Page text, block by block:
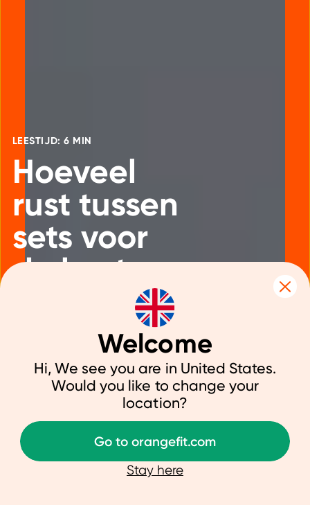
LEESTIJD: 6 MIN
Hoeveel
rust tussen
sets voor
de beste
resultaten?
Training
Als je aan krachttraining doet, dan
ben je ongetwijfeld elke training
Welcome
Hi, We see you are in United States.
Would you like to change your
location?
Go to orangefit.com
Stay here